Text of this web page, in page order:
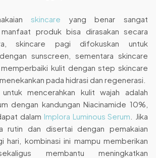
skincare yang benar sangat
produk bisa dirasakan secara
skincare pagi difokuskan untuk
sunscreen, sementara skincare
kulit dengan step skincare
pada hidrasi dan regenerasi.
mencerahkan kulit wajah adalah
dengan kandungan Niacinamide 10%,
dalam Implora Luminous Serum . Jika
rutin dan disertai dengan pemakaian
hari, kombinasi ini mampu memberikan
membantu meningkatkan